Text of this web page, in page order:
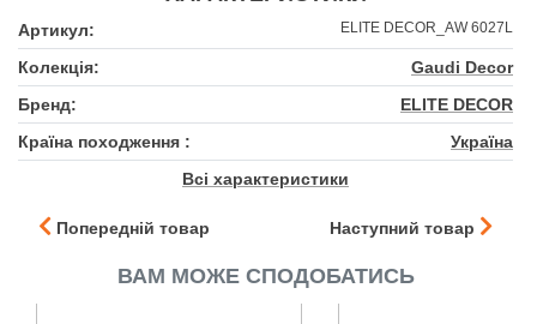
Артикул: ELITE DECOR_AW 6027L
Колекція:
Gaudi Decor
Бренд:
ELITE DECOR
Країна походження :
Україна
Всі характеристики
Попередній товар Наступний товар
ВАМ МОЖЕ СПОДОБАТИСЬ